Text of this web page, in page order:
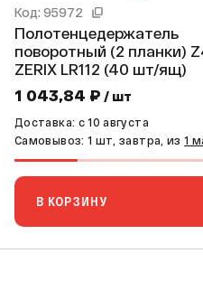
Код: 95972
Полотенцедержатель
поворотный (2 планки) Z44-2
ZERIX LR112 (40 шт/ящ)
1 043,84 ₽ / шт
Доставка: c 10 августа
Самовывоз: 1 шт, завтра, из1
В КОРЗИНУ